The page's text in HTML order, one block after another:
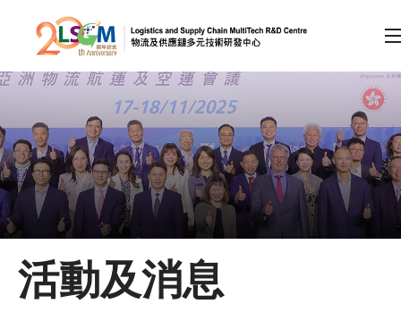
跳到內容（按回車鍵）
會員登入
A A EN 繁 简
主頁
關於LSCM
活動及消息